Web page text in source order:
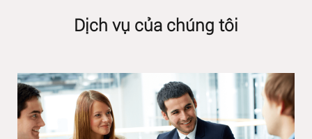
Dịch vụ của chúng tôi